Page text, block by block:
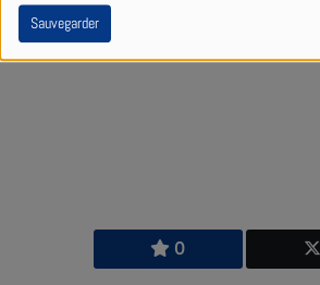
Sauvegarder
0